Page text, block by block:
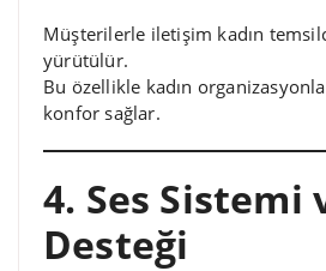
Müşterilerle iletişim kadın
yürütülür.
Bu özellikle kadın
konfor sağlar.
4. Ses Sistemi
Desteği